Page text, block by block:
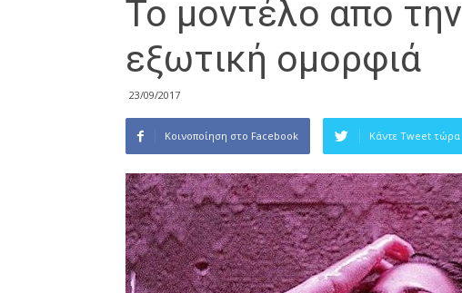
Το μοντέλο απο
εξωτική ομορφιά
23/09/2017
Κοινοποίηση στο Facebook Κάντε Tweet τώρα